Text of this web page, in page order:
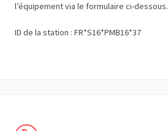
l’équipement via le formulaire ci-dessous.
ID de la station : FR*S16*PMB16*37